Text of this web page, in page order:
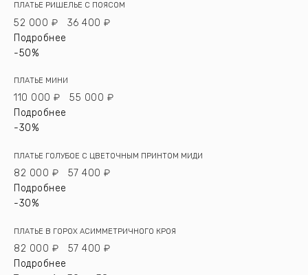
ПЛАТЬЕ РИШЕЛЬЕ С ПОЯСОМ
52 000 ₽
36 400 ₽
Подробнее
-50%
ПЛАТЬЕ МИНИ
110 000 ₽
55 000 ₽
Подробнее
-30%
ПЛАТЬЕ ГОЛУБОЕ С ЦВЕТОЧНЫМ ПРИНТОМ МИДИ
82 000 ₽
57 400 ₽
Подробнее
-30%
ПЛАТЬЕ В ГОРОХ АСИММЕТРИЧНОГО КРОЯ
82 000 ₽
57 400 ₽
Подробнее